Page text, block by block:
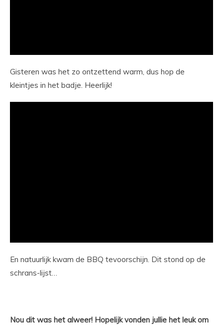
Gisteren was het zo ontzettend warm, dus hop de
kleintjes in het badje. Heerlijk!
En natuurlijk kwam de BBQ tevoorschijn. Dit stond op de
schrans-lijst…
Nou dit was het alweer! Hopelijk vonden jullie het leuk om